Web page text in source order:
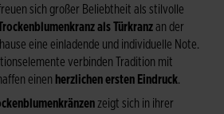
sich großer Beliebtheit als stilvolle
als Türkranzan der
eine einladende und individuelle Note.
verbinden Tradition mit
einen herzlichen ersten Eindruck.
zeigt sich in ihrer